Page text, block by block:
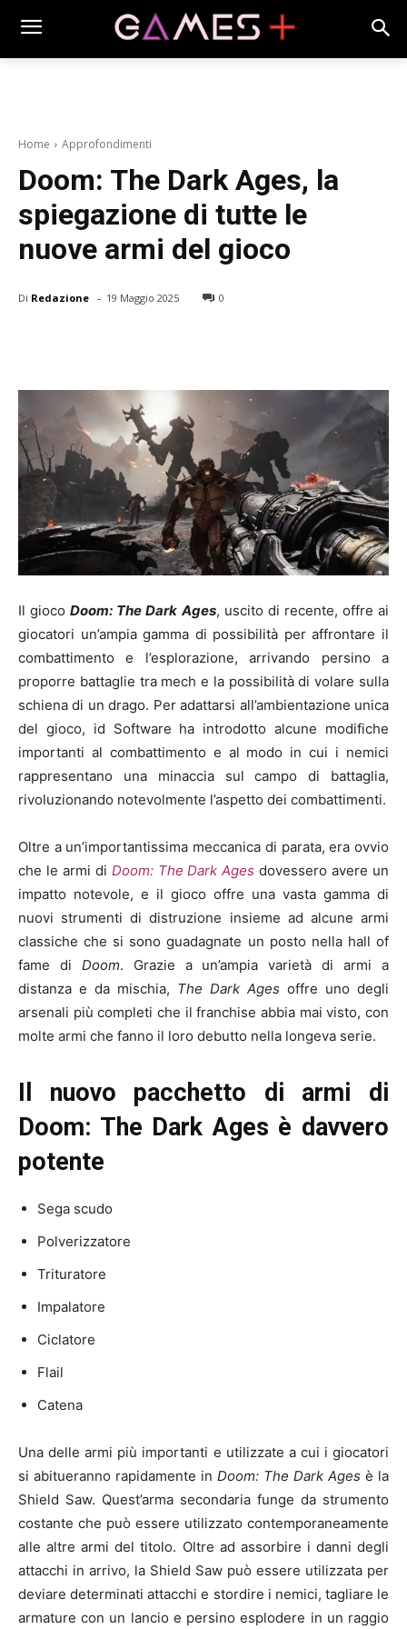
Home Approfondimenti
Doom: The Dark Ages, la
spiegazione di tutte le
nuove armi del gioco
Di Redazione - 19 Maggio 2025 0
Il giocoDoom: The Dark Ages, uscito di recente, offre ai
giocatori un’ampia gamma di possibilità per affrontare il
combattimento e l’esplorazione, arrivando persino a
proporre battaglie tra mech e la possibilità di volare sulla
schiena di un drago. Per adattarsi all’ambientazione unica
del gioco, id Software ha introdotto alcune modifiche
importanti al combattimento e al modo in cui i nemici
rappresentano una minaccia sul campo di battaglia,
rivoluzionando notevolmente l’aspetto dei combattimenti.
Oltre a un’importantissima meccanica di parata, era ovvio
che le armi di Doom: The Dark Ages dovessero avere un
impatto notevole, e il gioco offre una vasta gamma di
nuovi strumenti di distruzione insieme ad alcune armi
classiche che si sono guadagnate un posto nella hall of
fame di Doom. Grazie a un’ampia varietà di armi a
distanza e da mischia, The Dark Ages offre uno degli
arsenali più completi che il franchise abbia mai visto, con
molte armi che fanno il loro debutto nella longeva serie.
Il nuovo pacchetto di armi di
Doom: The Dark Ages è davvero
potente
Sega scudo
Polverizzatore
Trituratore
Impalatore
Ciclatore
Flail
Catena
Una delle armi più importanti e utilizzate a cui i giocatori
si abitueranno rapidamente in Doom: The Dark Ages è la
Shield Saw. Quest’arma secondaria funge da strumento
costante che può essere utilizzato contemporaneamente
alle altre armi del titolo. Oltre ad assorbire i danni degli
attacchi in arrivo, la Shield Saw può essere utilizzata per
deviare determinati attacchi e stordire i nemici, tagliare le
armature con un lancio e persino esplodere in un raggio